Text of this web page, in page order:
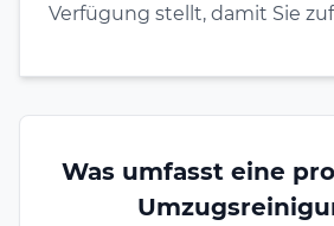
Verfügung stellt, damit Sie
Was umfasst eine